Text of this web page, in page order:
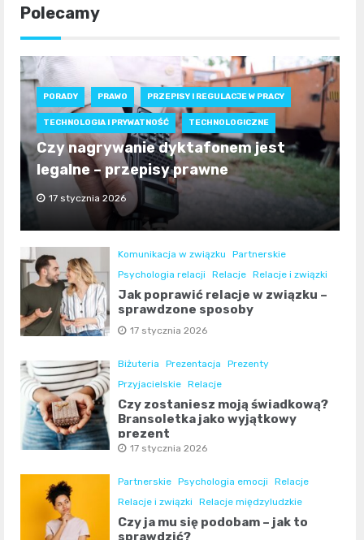
Polecamy
PORADY PRAWO PRZEPISY I REGULACJE W PRACY
TECHNOLOGIA I PRYWATNOŚĆ TECHNOLOGICZNE
Czy nagrywanie dyktafonem jest
legalne – przepisy prawne
17 stycznia 2026
Komunikacja w związku
Partnerskie
Psychologia relacji
Relacje Relacje i związki
Jak poprawić relacje w związku –
sprawdzone sposoby
17 stycznia 2026
Biżuteria Prezentacja
Prezenty
Przyjacielskie Relacje
Czy zostaniesz moją świadkową?
Bransoletka jako wyjątkowy
prezent
17 stycznia 2026
Partnerskie Psychologia emocji
Relacje
Relacje i związki
Relacje międzyludzkie
Czy ja mu się podobam – jak to
sprawdzić?